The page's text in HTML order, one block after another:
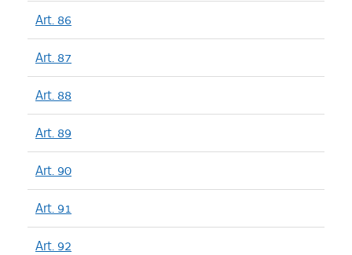
Art. 86
Art. 87
Art. 88
Art. 89
Art. 90
Art. 91
Art. 92